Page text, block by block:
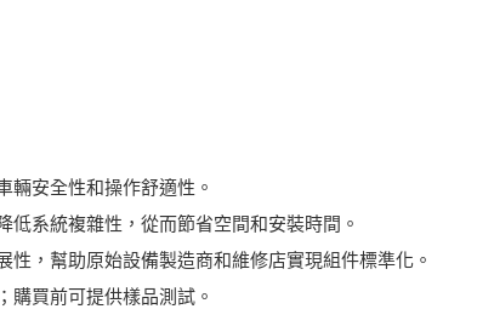
輛安全性和操作舒適性。
系統複雜性，從而節省空間和安裝時間。
，幫助原始設備製造商和維修店實現組件標準化。
購買前可提供樣品測試。